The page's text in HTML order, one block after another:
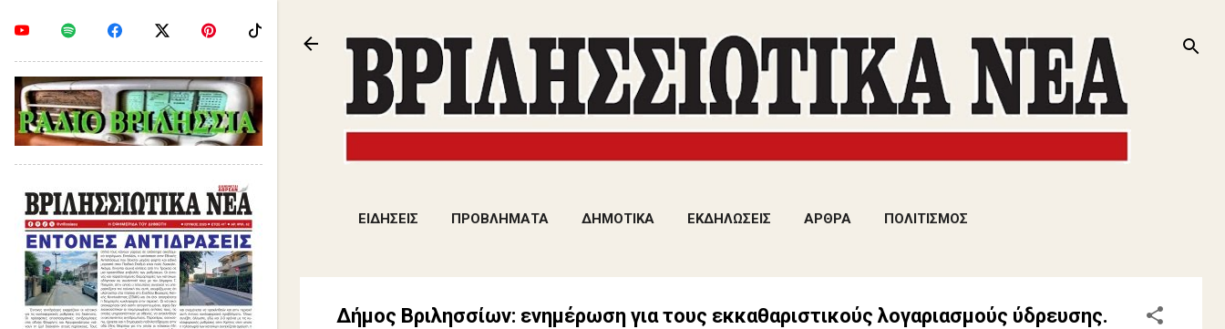
ΕΙΔΗΣΕΙΣ ΠΡΟΒΛΗΜΑΤΑ ΔΗΜΟΤΙΚΑ ΕΚΔΗΛΩΣΕΙΣ ΑΡΘΡΑ ΠΟΛΙΤΙΣΜΟΣ
Δήμος Βριλησσίων: ενημέρωση για τους εκκαθαριστικούς λογαριασμούς ύδρευσης.